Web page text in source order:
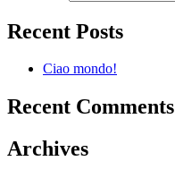
Recent Posts
Ciao mondo!
Recent Comments
Archives